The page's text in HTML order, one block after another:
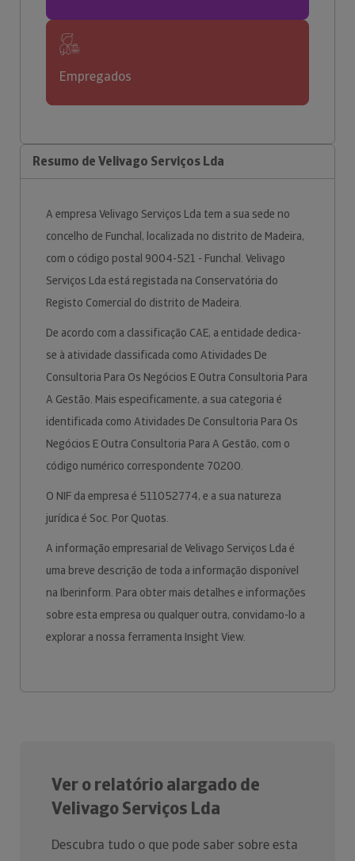
Empregados
Resumo de Velivago Serviços Lda
A empresa Velivago Serviços Lda tem a sua sede no
concelho de Funchal, localizada no distrito de Madeira,
com o código postal 9004-521 - Funchal. Velivago
Serviços Lda está registada na Conservatória do
Registo Comercial do distrito de Madeira.
De acordo com a classificação CAE, a entidade dedica-
se à atividade classificada como Atividades De
Consultoria Para Os Negócios E Outra Consultoria Para
A Gestão. Mais especificamente, a sua categoria é
identificada como Atividades De Consultoria Para Os
Negócios E Outra Consultoria Para A Gestão, com o
código numérico correspondente 70200.
O NIF da empresa é 511052774, e a sua natureza
jurídica é Soc. Por Quotas.
A informação empresarial de Velivago Serviços Lda é
uma breve descrição de toda a informação disponível
na Iberinform. Para obter mais detalhes e informações
sobre esta empresa ou qualquer outra, convidamo-lo a
explorar a nossa ferramenta Insight View.
Ver o relatório alargado de
Velivago Serviços Lda
Descubra tudo o que pode saber sobre esta